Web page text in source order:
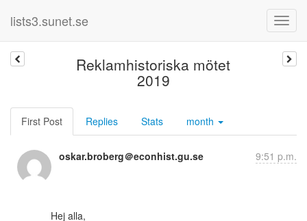
lists3.sunet.se
Reklamhistoriska mötet
2019
First Post Replies Stats month
oskar.broberg＠econhist.gu.se 9:51 p.m.